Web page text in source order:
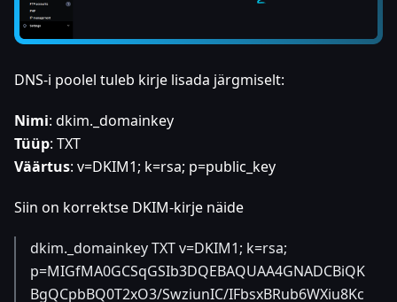
DNS-i poolel tuleb kirje lisada järgmiselt:
Nimi: dkim._domainkey
Tüüp: TXT
Väärtus: v=DKIM1; k=rsa; p=public_key
Siin on korrektse DKIM-kirje näide
dkim._domainkey TXT v=DKIM1; k=rsa;
p=MIGfMA0GCSqGSIb3DQEBAQUAA4GNADCBiQK
BgQCpbBQ0T2xO3/SwziunIC/IFbsxBRub6WXiu8Kc